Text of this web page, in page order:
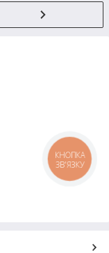
КНОПКА
ЗВ'ЯЗКУ